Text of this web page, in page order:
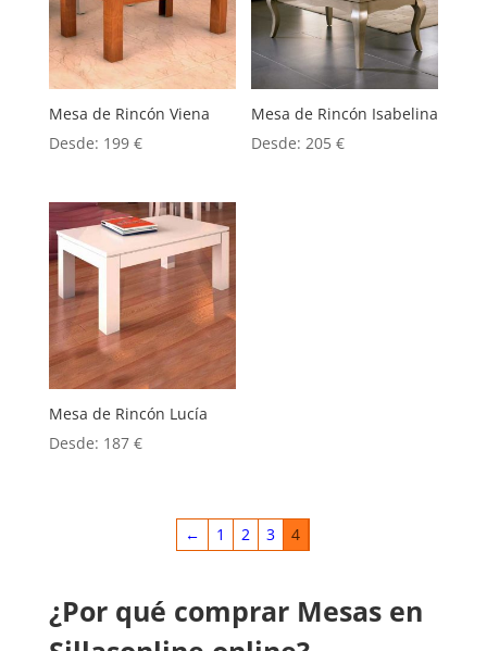
Mesa de Rincón Viena
Desde: 199 €
Mesa de Rincón Isabelina
Desde:205€
Mesa de Rincón Lucía
Desde: 187 €
← 1 2 3 4
¿Por qué comprar Mesas en